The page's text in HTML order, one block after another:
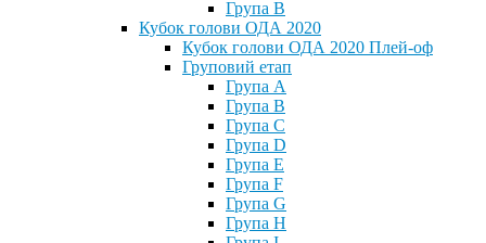
Група В
Кубок голови ОДА 2020
Кубок голови ОДА 2020 Плей-оф
Груповий етап
Група A
Група B
Група C
Група D
Група E
Група F
Група G
Група H